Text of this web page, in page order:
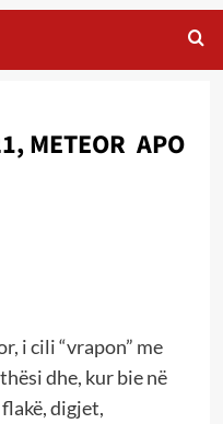
METEOR APO
i cili “vrapon” me
dhe, kur bie në
digjet,